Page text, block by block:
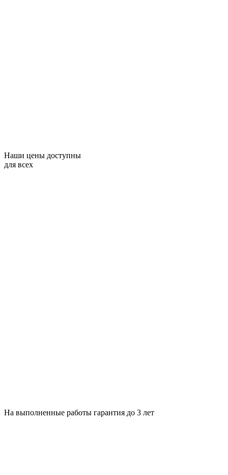
Наши цены доступны
для всех
На выполненные работы гарантия до 3 лет